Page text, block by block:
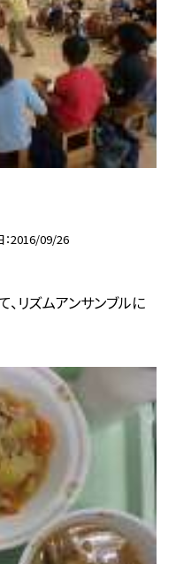
2016/09/26
リズムアンサンブルに